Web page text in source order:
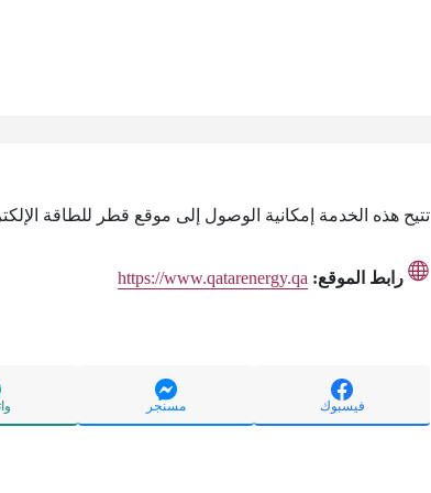
تتيح هذه الخدمة إمكانية الوصول إلى موقع قطر للطاقة
رابط الموقع: https://www.qatarenergy.qa
فيسبوك مسنجر